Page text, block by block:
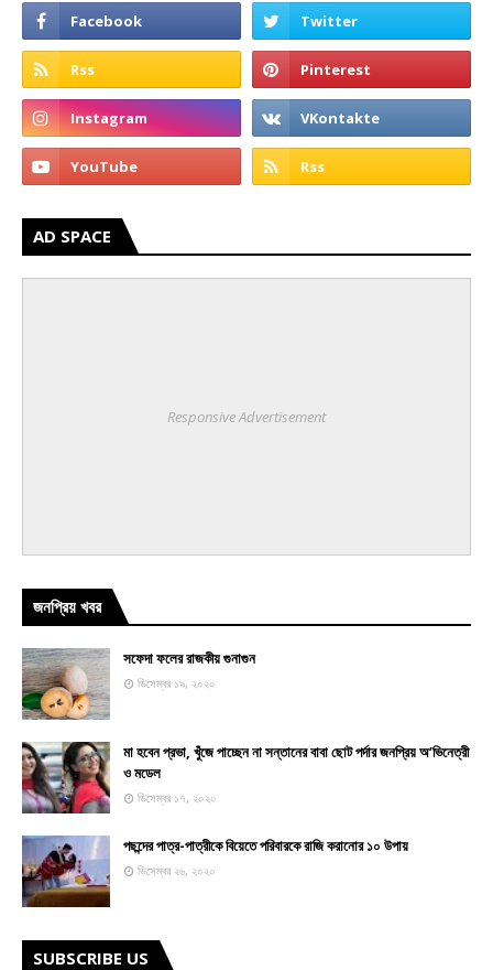
AD SPACE
Responsive Advertisement
জনপ্রিয় খবর
সফেদা ফলের রাজকীয় গুনাগুন
ডিসেম্বর ১৯, ২০২০
মা হবেন প্রভা, খুঁজে পাচ্ছেন না সন্তানের বাবা ছোট পর্দার জনপ্রিয় অ’ভিনেত্রী
ও মডেল
ডিসেম্বর ১৭, ২০২০
পছন্দের পাত্র-পাত্রীকে বিয়েতে পরিবারকে রাজি করানোর ১০ উপায়
ডিসেম্বর ২৬, ২০২০
SUBSCRIBE US